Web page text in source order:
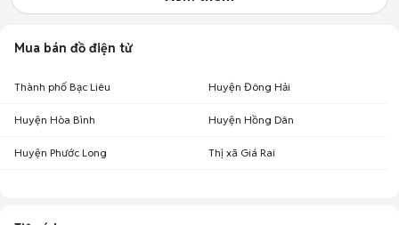
Mua bán đồ điện tử
Thành phố Bạc Liêu Huyện Đông Hải
Huyện Hòa Bình Huyện Hồng Dân
Huyện Phước Long Thị xã Giá Rai